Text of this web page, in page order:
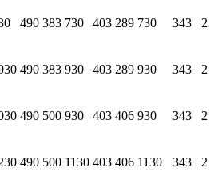
490 383 730 403 289 730 343 2
490 383 930 403 289 930 343 2
490 500 930 403 406 930 343 2
490 500 1130 403 406 1130 343 2